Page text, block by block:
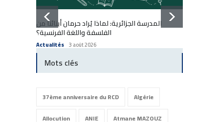
المدرسة الجزائرية: لماذا يُراد حرمان أبنائنا من
الفلسفة واللغة الفرنسية؟
Actualités 3 août 2026
Mots clés
37ème anniversaire du RCD
Algérie
Allocution
ANIE Atmane MAZOUZ